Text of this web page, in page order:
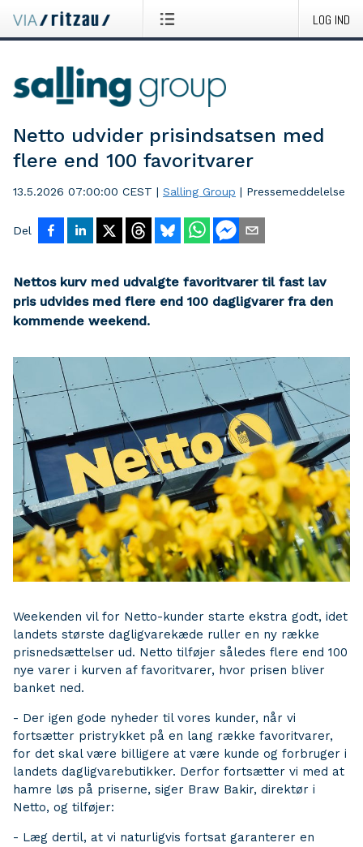
LOG IND
Netto udvider prisindsatsen med
flere end 100 favoritvarer
13.5.2026 07:00:00 CEST | Salling Group | Pressemeddelelse
Del
Nettos kurv med udvalgte favoritvarer til fast lav
pris udvides med flere end 100 dagligvarer fra den
kommende weekend.
Weekenden vil for Netto-kunder starte ekstra godt, idet
landets største dagligvarekæde ruller en ny række
prisnedsættelser ud. Netto tilføjer således flere end 100
nye varer i kurven af favoritvarer, hvor prisen bliver
banket ned.
- Der igen gode nyheder til vores kunder, når vi
fortsætter pristrykket på en lang række favoritvarer,
for det skal være billigere at være kunde og forbruger i
landets dagligvarebutikker. Derfor fortsætter vi med at
hamre løs på priserne, siger Braw Bakir, direktør i
Netto, og tilføjer:
- Læg dertil, at vi naturligvis fortsat garanterer en